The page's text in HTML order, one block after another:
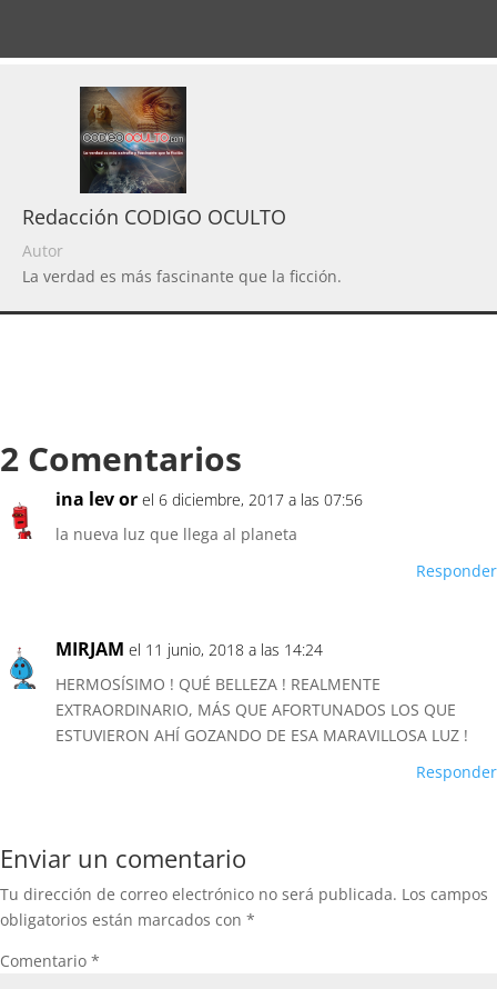
Redacción CODIGO OCULTO
Autor
La verdad es más fascinante que la ficción.
2 Comentarios
ina lev or el 6 diciembre, 2017 a las 07:56
la nueva luz que llega al planeta
Responder
MIRJAM el 11 junio, 2018 a las 14:24
HERMOSÍSIMO ! QUÉ BELLEZA ! REALMENTE
EXTRAORDINARIO, MÁS QUE AFORTUNADOS LOS QUE
ESTUVIERON AHÍ GOZANDO DE ESA MARAVILLOSA LUZ !
Responder
Enviar un comentario
Tu dirección de correo electrónico no será publicada. Los campos
obligatorios están marcados con *
Comentario *